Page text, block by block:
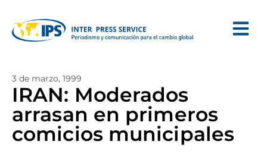
3 de marzo, 1999
IRAN: Moderados
arrasan en primeros
comicios municipales